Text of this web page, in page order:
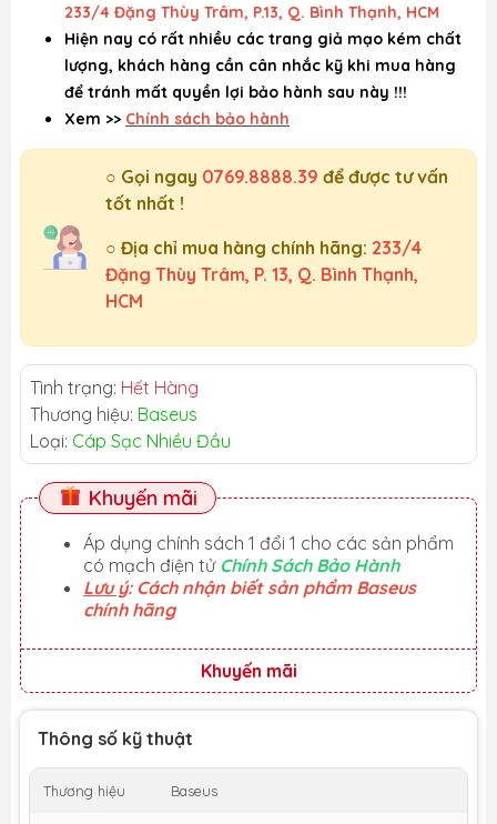
233/4 Đặng Thùy Trâm, P.13, Q. Bình Thạnh, HCM
Hiện nay có rất nhiều các trang giả mạo kém chất
lượng, khách hàng cần cân nhắc kỹ khi mua hàng
để tránh mất quyền lợi bảo hành sau này !!!
Xem >> Chính sách bảo hành
○ Gọi ngay 0769.8888.39 để được tư vấn
tốt nhất !
○ Địa chỉ mua hàng chính hãng: 233/4
Đặng Thùy Trâm, P. 13, Q. Bình Thạnh,
HCM
Tình trạng: Hết Hàng
Thương hiệu: Baseus
Loại: Cáp Sạc Nhiều Đầu
Khuyến mãi
Áp dụng chính sách 1 đổi 1 cho các sản phẩm
có mạch điện tử Chính Sách Bảo Hành
Lưu ý: Cách nhận biết sản phẩm Baseus
chính hãng
Khuyến mãi
Thông số kỹ thuật
Thương hiệu Baseus